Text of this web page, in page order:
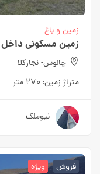
زمین و باغ
زمین مسکونی داخل
چالوس- نجارکلا
متراژ زمین: ۲۷۰ متر
نیوملک
فروش ویژه